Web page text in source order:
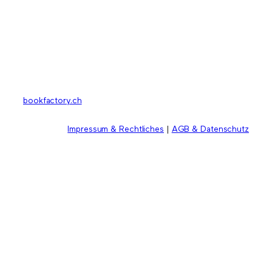
bookfactory.ch
Impressum & Rechtliches AGB & Datenschutz